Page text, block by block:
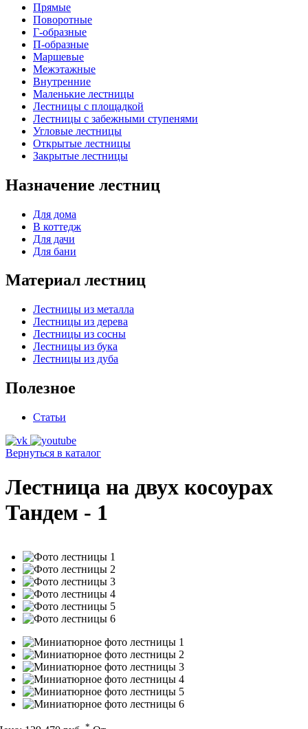
Прямые
Поворотные
Г-образные
П-образные
Маршевые
Межэтажные
Внутренние
Маленькие лестницы
Лестницы с площадкой
Лестницы с забежными ступенями
Угловые лестницы
Открытые лестницы
Закрытые лестницы
Назначение лестниц
Для дома
В коттедж
Для дачи
Для бани
Материал лестниц
Лестницы из металла
Лестницы из дерева
Лестницы из сосны
Лестницы из бука
Лестницы из дуба
Полезное
Статьи
Вернуться в каталог
Лестница на двух косоурах
Тандем - 1
*